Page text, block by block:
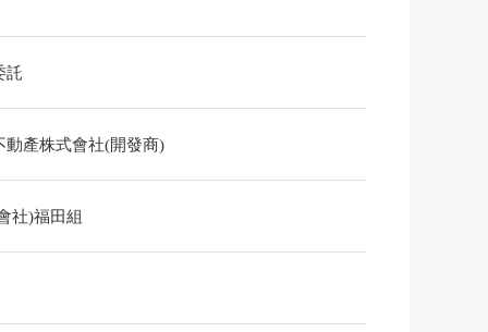
託
動產株式會社(開發商)
社)福田組